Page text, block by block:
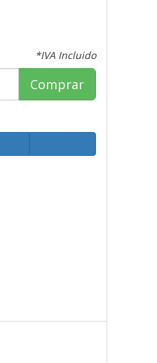
*IVA Incluido
Comprar